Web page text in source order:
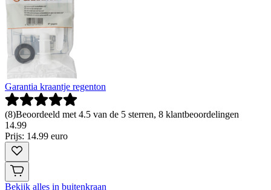
Garantia kraantje regenton
(8)Beoordeeld met 4.5 van de 5 sterren, 8 klantbeoordelingen
14.99
Prijs: 14.99 euro
Bekijk alles in buitenkraan